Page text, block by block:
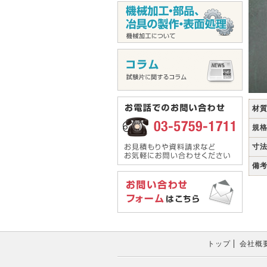
材質
規格
寸法
備考
トップ 会社概